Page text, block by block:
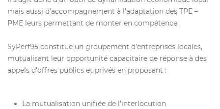
mais aussi d’accompagnement à l’adaptation des TPE –
PME leurs permettant de monter en compétence.
SyPerf95 constitue un groupement d’entreprises locales,
mutualisant leur opportunité capacitaire de réponse à des
appels d’offres publics et privés en proposant :
La mutualisation unifiée de l’interlocution